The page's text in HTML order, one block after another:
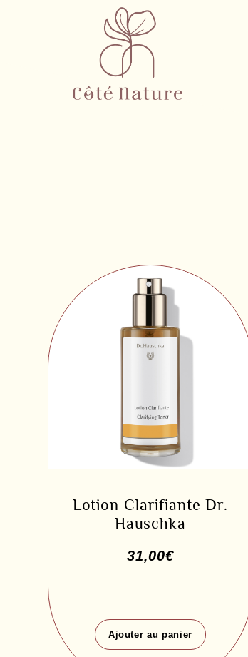
Lotion Clarifiante Dr.
Hauschka
31,00€
Ajouter au panier